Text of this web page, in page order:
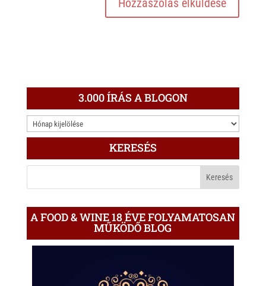
3.000 ÍRÁS A BLOGON
3.000
ÍRÁS
KERESÉS
A FOOD & WINE 18 ÉVE FOLYAMATOSAN
MŰKÖDŐ BLOG